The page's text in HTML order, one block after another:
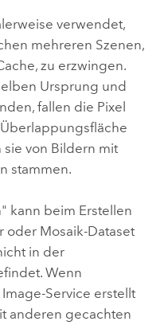
verwendet,
mehreren Szenen,
zu erzwingen.
Ursprung und
fallen die Pixel
von Bildern mit
stammen.
kann beim Erstellen
oder Mosaik-Dataset
in der
Wenn
Service erstellt
anderen gecachten